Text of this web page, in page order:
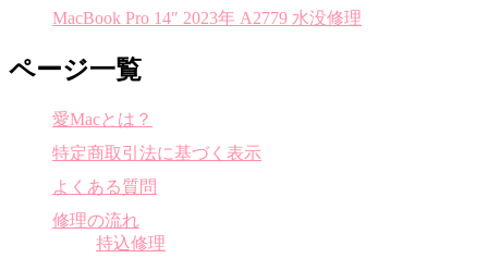
MacBook Pro 14″ 2023年 A2779 水没修理
ページ一覧
愛Macとは？
特定商取引法に基づく表示
よくある質問
修理の流れ
持込修理